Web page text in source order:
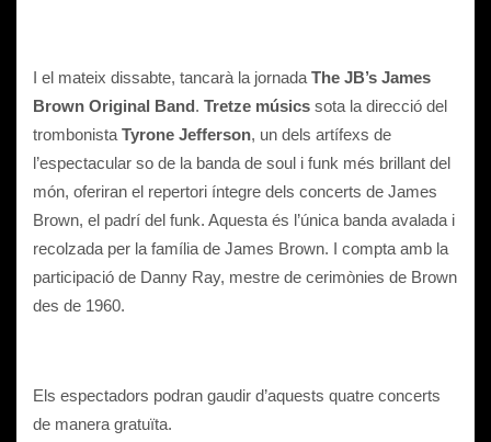
I el mateix dissabte, tancarà la jornada The JB’s James
Brown Original Band. Tretze músics sota la direcció del
trombonista Tyrone Jefferson, un dels artífexs de
l’espectacular so de la banda de soul i funk més brillant del
món, oferiran el repertori íntegre dels concerts de James
Brown, el padrí del funk. Aquesta és l’única banda avalada i
recolzada per la família de James Brown. I compta amb la
participació de Danny Ray, mestre de cerimònies de Brown
des de 1960.
Els espectadors podran gaudir d’aquests quatre concerts
de manera gratuïta.